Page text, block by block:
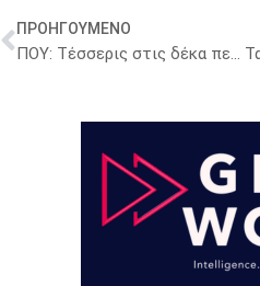
ΠΡΟΗΓΟΥΜΕΝΟ
ΠΟΥ: Τέσσερις στις δέκα περιπτώσεις καρκίνου παγκοσμίως μπορούν να προληφθούν